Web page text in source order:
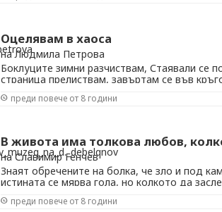
Оцелявам в хаоса
на Людмила Петрова
Боклуците зимни разчиствам, Стаявали се
страница прелиствам, завъртам се във
късмет – пролетната свежест провокирам.
преди повече от 8 години
В живота има толкова любов,
на Славимир Генчев
Знаят обречените на болка, че зло и под
истината се мярва гола, но колкото да
инстинкт. В поговорките има главно утехи
преди повече от 8 години